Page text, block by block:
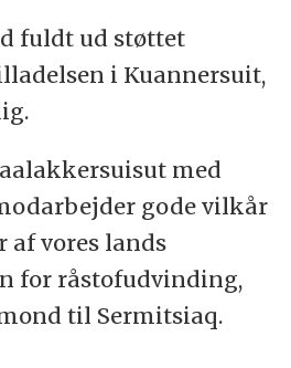
fuldt ud støttet
i Kuannersuit,
med
gode vilkår
af vores lands
for råstofudvinding,
til Sermitsiaq.